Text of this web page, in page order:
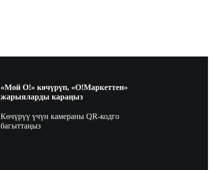
«Мой О!» көчүрүп, «О!Маркеттен»
жарыяларды караңыз
Көчүрүү үчүн камераны QR-кодго
багыттаңыз